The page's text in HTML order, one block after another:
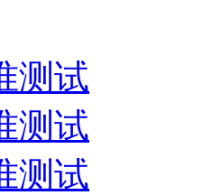
测试
测试
测试